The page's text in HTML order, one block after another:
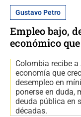
Gustavo Petro
Empleo bajo,
económico
Colombia recibe
economía que
desempleo en
ponerse en duda,
deuda pública en
décadas.